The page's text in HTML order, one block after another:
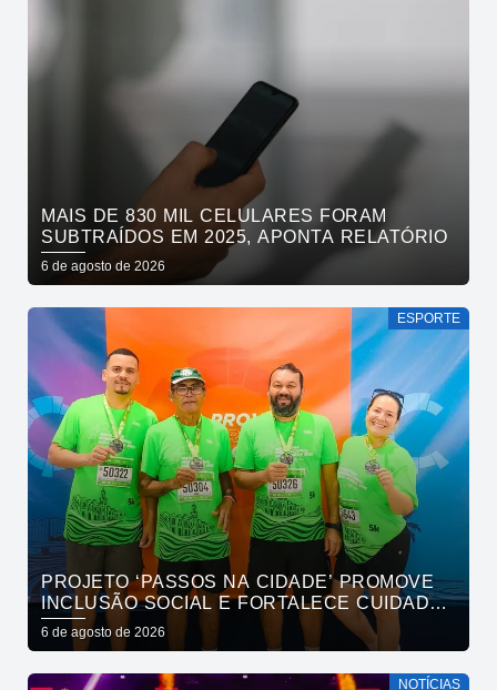
MAIS DE 830 MIL CELULARES FORAM
SUBTRAÍDOS EM 2025, APONTA RELATÓRIO
6 de agosto de 2026
ESPORTE
PROJETO ‘PASSOS NA CIDADE’ PROMOVE
INCLUSÃO SOCIAL E FORTALECE CUIDADO
EM SAÚDE MENTAL POR MEIO DA CORRIDA
6 de agosto de 2026
NOTÍCIAS